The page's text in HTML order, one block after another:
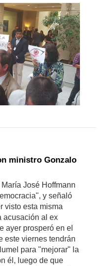
ministro Gonzalo
José Hoffmann
y señaló
visto esta misma
acusación al ex
ayer prosperó en el
este viernes tendrán
para "mejorar" la
él, luego de que